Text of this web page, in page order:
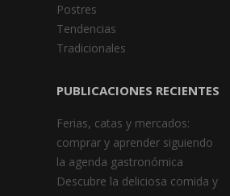
Postres
Tendencias
Tradicionales
PUBLICACIONES RECIENTES
Ferias, catas y mercados:
comprar y aprender siguiendo
la agenda gastronómica
Descubre la deliciosa comida y